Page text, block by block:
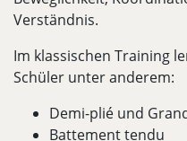
Verständnis.
Im klassischen Training
Schüler unter anderem:
Demi-plié und
Battement tendu